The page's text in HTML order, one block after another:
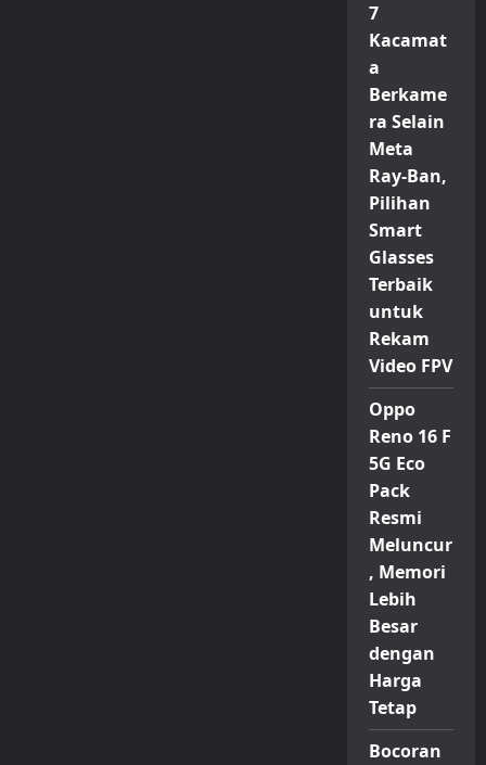
7
Kacamat
a
Berkame
ra Selain
Meta
Ray-Ban,
Pilihan
Smart
Glasses
Terbaik
untuk
Rekam
Video FPV
Oppo
Reno 16 F
5G Eco
Pack
Resmi
Meluncur
, Memori
Lebih
Besar
dengan
Harga
Tetap
Bocoran